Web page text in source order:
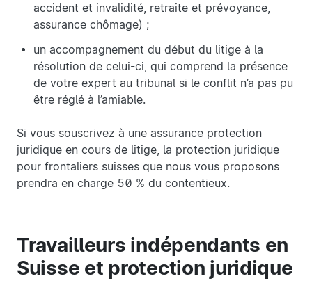
accident et invalidité, retraite et prévoyance,
assurance chômage) ;
un accompagnement du début du litige à la
résolution de celui-ci, qui comprend la présence
de votre expert au tribunal si le conflit n’a pas pu
être réglé à l’amiable.
Si vous souscrivez à une assurance protection
juridique en cours de litige, la protection juridique
pour frontaliers suisses que nous vous proposons
prendra en charge 50 % du contentieux.
Travailleurs indépendants en
Suisse et protection juridique